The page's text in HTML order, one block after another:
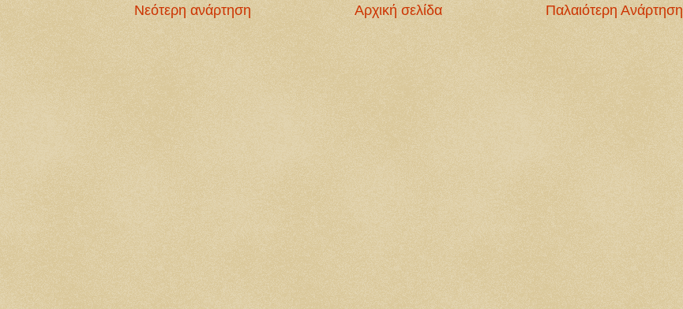
Νεότερη ανάρτηση Παλαιότερη Ανάρτηση
Αρχική σελίδα